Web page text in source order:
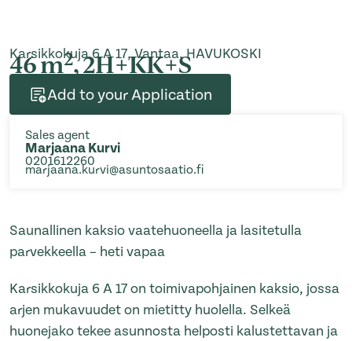
Karsikkokuja 6 A 17, Vantaa, HAVUKOSKI
46 m2, 2H+KK+S
Add to your Application
Sales agent
Marjaana Kurvi
0201612260
marjaana.kurvi@asuntosaatio.fi
Saunallinen kaksio vaatehuoneella ja lasitetulla
parvekkeella – heti vapaa
Karsikkokuja 6 A 17 on toimivapohjainen kaksio, jossa
arjen mukavuudet on mietitty huolella. Selkeä
huonejako tekee asunnosta helposti kalustettavan ja